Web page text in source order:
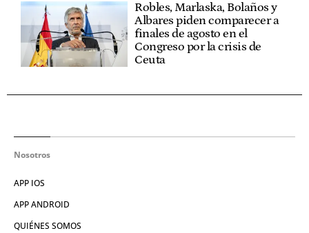
Robles, Marlaska, Bolaños y
Albares piden comparecer a
finales de agosto en el
Congreso por la crisis de
Ceuta
Nosotros
APP IOS
APP ANDROID
QUIÉNES SOMOS